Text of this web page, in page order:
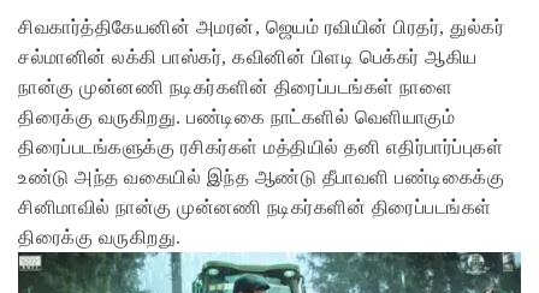
சிவகார்த்திகேயனின் அமரன், ஜெயம் ரவியின் பிரதர், துல்கர்
சல்மானின் லக்கி பாஸ்கர், கவினின் பிளடி பெக்கர் ஆகிய
நான்கு முன்னணி நடிகர்களின் திரைப்படங்கள் நாளை
திரைக்கு வருகிறது. பண்டிகை நாட்களில் வெளியாகும்
திரைப்படங்களுக்கு ரசிகர்கள் மத்தியில் தனி எதிர்பார்ப்புகள்
உண்டு அந்த வகையில் இந்த ஆண்டு தீபாவளி பண்டிகைக்கு
சினிமாவில் நான்கு முன்னணி நடிகர்களின் திரைப்படங்கள்
திரைக்கு வருகிறது.